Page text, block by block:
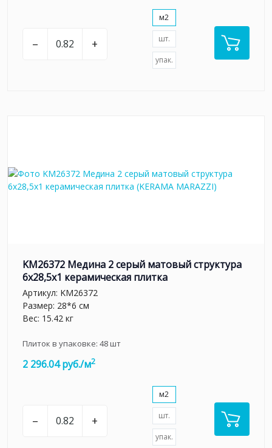
– +
м2
шт.
упак.
KM26372 Медина 2 серый матовый структура
6x28,5x1 керамическая плитка
Артикул: KM26372
Размер: 28*6 см
Вес: 15.42 кг
Плиток в упаковке: 48шт
2 296.04 руб./м2
– +
м2
шт.
упак.